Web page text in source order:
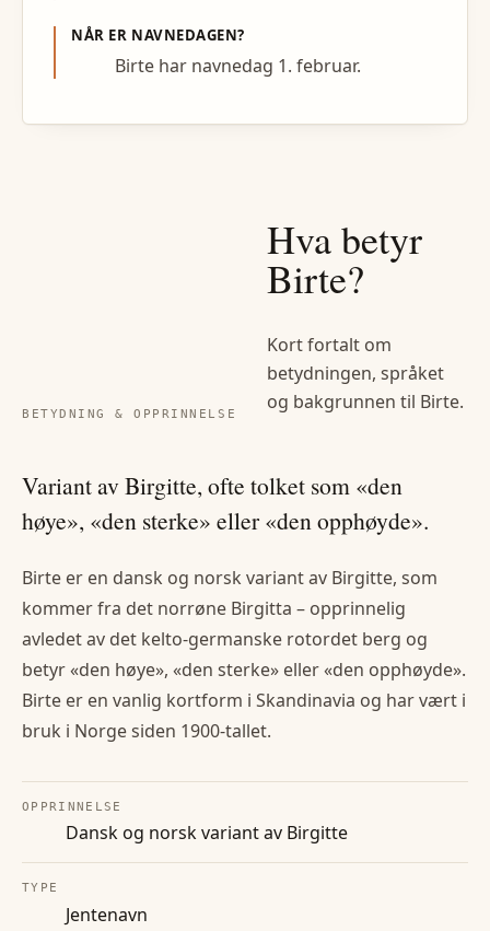
NÅR ER NAVNEDAGEN?
Birte har navnedag 1. februar.
BETYDNING & OPPRINNELSE
Hva betyr
Birte?
Kort fortalt om
betydningen, språket
og bakgrunnen til Birte.
Variant av Birgitte, ofte tolket som «den
høye», «den sterke» eller «den opphøyde».
Birte er en dansk og norsk variant av Birgitte, som
kommer fra det norrøne Birgitta – opprinnelig
avledet av det kelto-germanske rotordet berg og
betyr «den høye», «den sterke» eller «den opphøyde».
Birte er en vanlig kortform i Skandinavia og har vært i
bruk i Norge siden 1900-tallet.
OPPRINNELSE
Dansk og norsk variant av Birgitte
TYPE
Jentenavn